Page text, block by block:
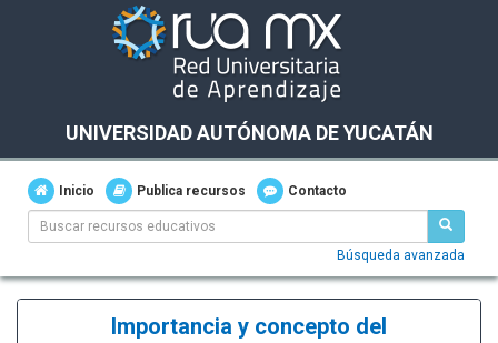
UNIVERSIDAD AUTÓNOMA DE YUCATÁN
Inicio Publica recursos Contacto
Búsqueda avanzada
Importancia y concepto del